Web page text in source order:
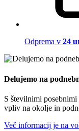
Odprema v 24
Delujemo na
S številnimi
vpliv na okolje in
Več informacij je na